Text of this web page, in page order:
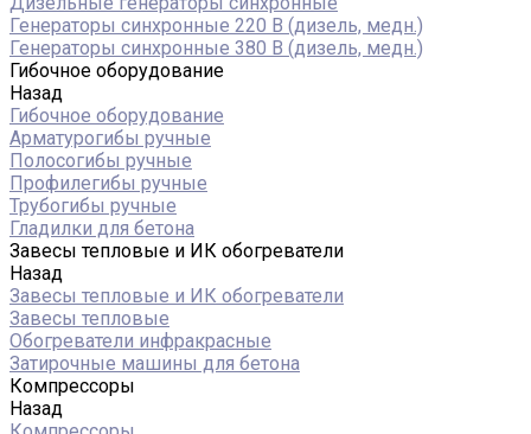
Генераторы синхронные 220 В (дизель, медн.)
Генераторы синхронные 380 В (дизель, медн.)
Гибочное оборудование
Назад
Гибочное оборудование
Арматурогибы ручные
Полосогибы ручные
Профилегибы ручные
Трубогибы ручные
Гладилки для бетона
Завесы тепловые и ИК обогреватели
Назад
Завесы тепловые и ИК обогреватели
Завесы тепловые
Обогреватели инфракрасные
Затирочные машины для бетона
Компрессоры
Назад